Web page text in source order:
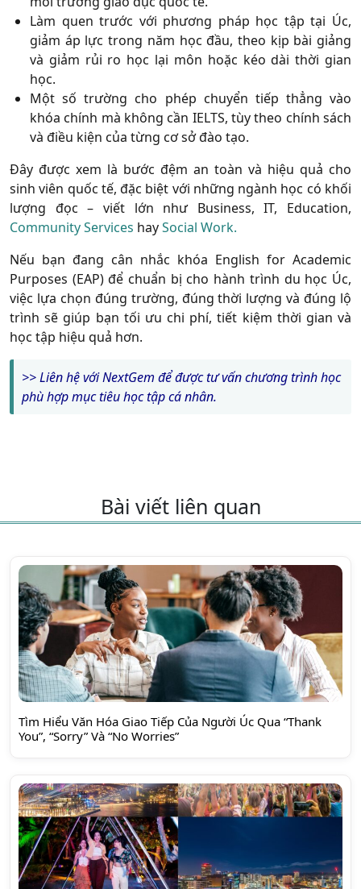
Làm quen trước với phương pháp học tập tại Úc,
giảm áp lực trong năm học đầu, theo kịp bài giảng
và giảm rủi ro học lại môn hoặc kéo dài thời gian
học.
Một số trường cho phép chuyển tiếp thẳng vào
khóa chính mà không cần IELTS, tùy theo chính sách
và điều kiện của từng cơ sở đào tạo.
Đây được xem là bước đệm an toàn và hiệu quả cho
sinh viên quốc tế, đặc biệt với những ngành học có khối
lượng đọc – viết lớn như Business, IT, Education,
Community Services haySocial Work.
Nếu bạn đang cân nhắc khóa English for Academic
Purposes (EAP) để chuẩn bị cho hành trình du học Úc,
việc lựa chọn đúng trường, đúng thời lượng và đúng lộ
trình sẽ giúp bạn tối ưu chi phí, tiết kiệm thời gian và
học tập hiệu quả hơn.
>> Liên hệ với NextGem để được tư vấn chương trình học
phù hợp mục tiêu học tập cá nhân.
Bài viết liên quan
Tìm Hiểu Văn Hóa Giao Tiếp Của Người Úc Qua “Thank
You”, “Sorry” Và “No Worries”